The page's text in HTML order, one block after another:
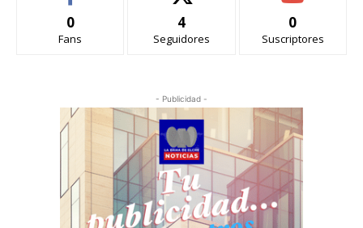
0
Fans
4
Seguidores
0
Suscriptores
- Publicidad -